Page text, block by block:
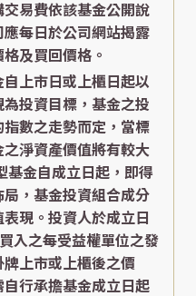
易費依該基金公開說
每日於公司網站揭露
及買回價格。
上市日或上櫃日起以
投資目標，基金之投
數之走勢而定，當標
淨資產價值將有較大
基金自成立日起，即得
，基金投資組合成分
現。投資人於成立日
入之每受益權單位之發
上市或上櫃後之價
行承擔基金成立日起